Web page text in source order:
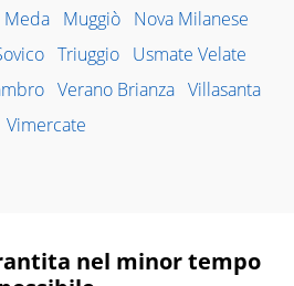
Meda Muggiò
Nova Milanese
Triuggio Usmate Velate
Verano Brianza Villasanta
Vimercate
nel minor tempo